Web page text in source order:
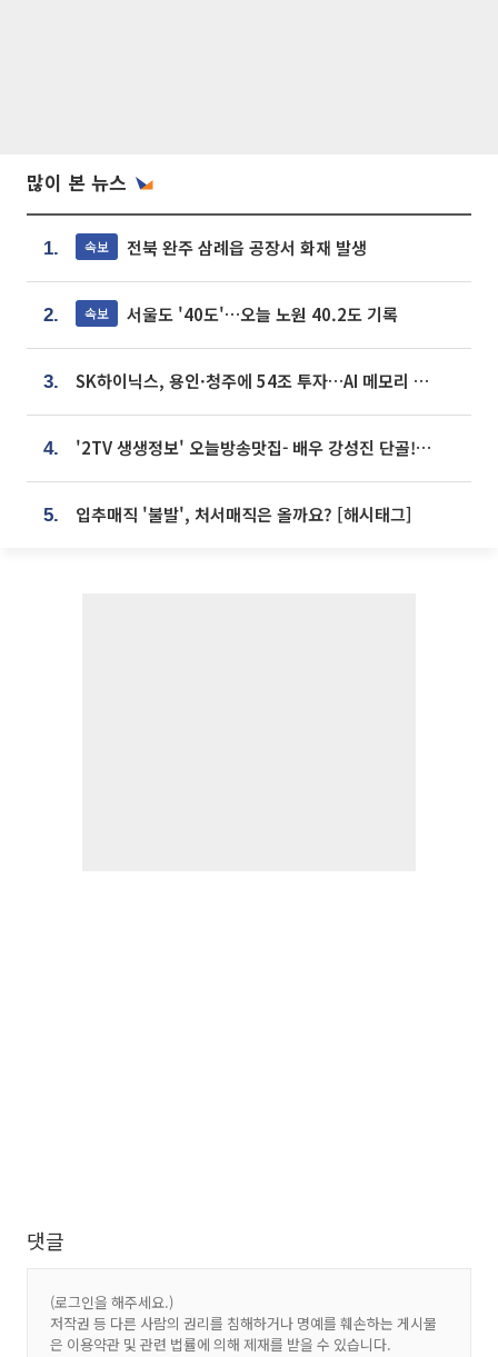
많이 본 뉴스
1. 속보 전북 완주 삼례읍 공장서 화재 발생
2. 속보 서울도 '40도'…오늘 노원 40.2도 기록
3. SK하이닉스, 용인·청주에 54조 투자…AI 메모리 생산기지 키운다
4. '2TV 생생정보' 오늘방송맛집- 배우 강성진 단골! 쌀국수ㆍ푸팟퐁 커리 맛집 '블○○○'
5. 입추매직 '불발', 처서매직은 올까요? [해시태그]
댓글